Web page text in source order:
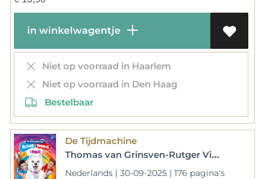
in winkelwagentje
Niet op voorraad in Haarlem
Niet op voorraad in Den Haag
Bestelbaar
De Tijdmachine
Thomas van Grinsven-Rutger Vink
Nederlands | 30-09-2025 | 176 pagina's